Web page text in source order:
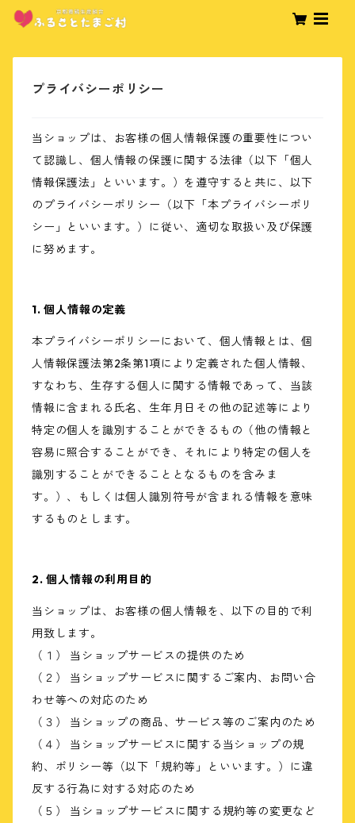
プライバシーポリシー
当ショップは、お客様の個人情報保護の重要性につい
て認識し、個人情報の保護に関する法律（以下「個人
情報保護法」といいます。）を遵守すると共に、以下
のプライバシーポリシー（以下「本プライバシーポリ
シー」といいます。）に従い、適切な取扱い及び保護
に努めます。
1. 個人情報の定義
本プライバシーポリシーにおいて、個人情報とは、個
人情報保護法第2条第1項により定義された個人情報、
すなわち、生存する個人に関する情報であって、当該
情報に含まれる氏名、生年月日その他の記述等により
特定の個人を識別することができるもの（他の情報と
容易に照合することができ、それにより特定の個人を
識別することができることとなるものを含みま
す。）、もしくは個人識別符号が含まれる情報を意味
するものとします。
2. 個人情報の利用目的
当ショップは、お客様の個人情報を、以下の目的で利
用致します。
（１） 当ショップサービスの提供のため
（２） 当ショップサービスに関するご案内、お問い合
わせ等への対応のため
（３） 当ショップの商品、サービス等のご案内のため
（４） 当ショップサービスに関する当ショップの規
約、ポリシー等（以下「規約等」といいます。）に違
反する行為に対する対応のため
（５） 当ショップサービスに関する規約等の変更など